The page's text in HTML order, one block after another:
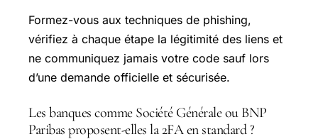
Formez-vous aux techniques de phishing,
vérifiez à chaque étape la légitimité des liens et
ne communiquez jamais votre code sauf lors
d’une demande officielle et sécurisée.
Les banques comme Société Générale ou BNP
Paribas proposent-elles la 2FA en standard ?